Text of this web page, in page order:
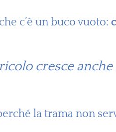
c’è un buco vuoto:
cresce
la trama non